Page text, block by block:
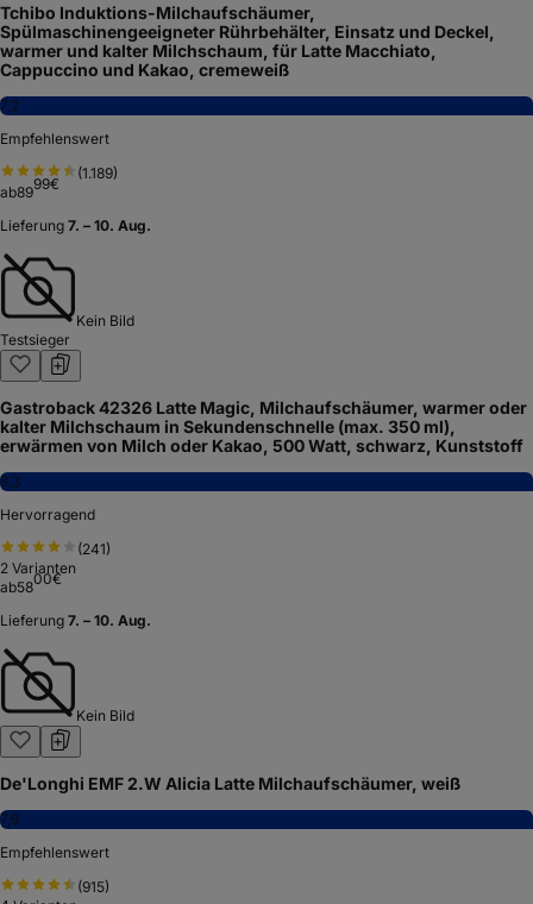
Tchibo Induktions-Milchaufschäumer,
Spülmaschinengeeigneter Rührbehälter, Einsatz und Deckel,
warmer und kalter Milchschaum, für Latte Macchiato,
Cappuccino und Kakao, cremeweiß
7,2
Empfehlenswert
(1.189)
ab8999€
Lieferung 7. – 10. Aug.
Kein Bild
Testsieger
Gastroback 42326 Latte Magic, Milchaufschäumer, warmer oder
kalter Milchschaum in Sekundenschnelle (max. 350 ml),
erwärmen von Milch oder Kakao, 500 Watt, schwarz, Kunststoff
8,3
Hervorragend
(241)
2 Varianten
ab5800€
Lieferung 7. – 10. Aug.
Kein Bild
De'Longhi EMF 2.W Alicia Latte Milchaufschäumer, weiß
7,9
Empfehlenswert
(915)